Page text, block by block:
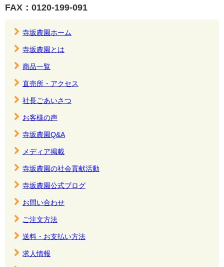
FAX：0120-199-091
寺坂農園ホーム
寺坂農園とは
商品一覧
直売所・アクセス
社長ごあいさつ
お客様の声
寺坂農園Q&A
メディア掲載
寺坂農園の社会貢献活動
寺坂農園公式ブログ
お問い合わせ
ご注文方法
送料・お支払い方法
求人情報